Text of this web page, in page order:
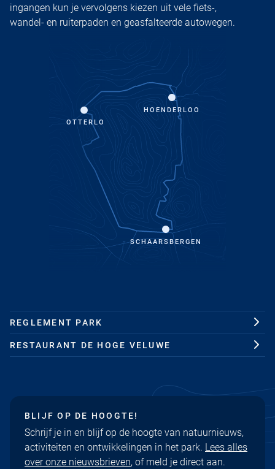
ingangen kun je vervolgens kiezen uit vele fiets-,
wandel- en ruiterpaden en geasfalteerde autowegen.
SCHAARSBERGEN
OTTERLO
HOENDERLOO
REGLEMENT PARK
RESTAURANT DE HOGE VELUWE
BLIJF OP DE HOOGTE!
Schrijf je in en blijf op de hoogte van natuurnieuws,
activiteiten en ontwikkelingen in het park. Lees alles
over onze nieuwsbrieven, of meld je direct aan.